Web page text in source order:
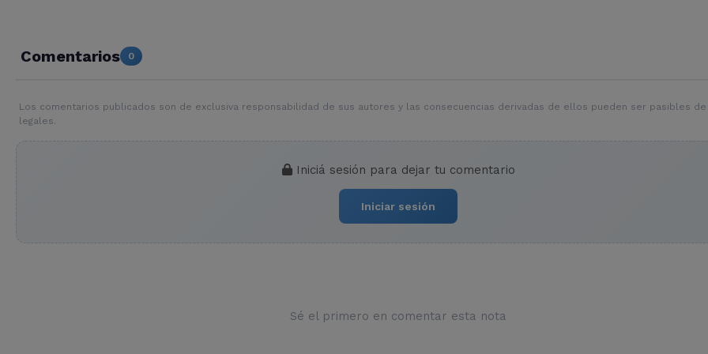
Comentarios 0
Los comentarios publicados son de exclusiva responsabilidad de sus autores y las consecuencias derivadas de ellos pueden ser pasibles de
legales.
Iniciá sesión para dejar tu comentario
Iniciar sesión
Sé el primero en comentar esta nota